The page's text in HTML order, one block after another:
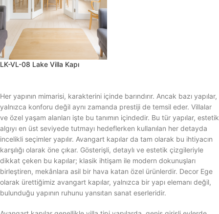
LK-VL-08 Lake Villa Kapı
Her yapının mimarisi, karakterini içinde barındırır. Ancak bazı yapılar,
yalnızca konforu değil aynı zamanda prestiji de temsil eder. Villalar
ve özel yaşam alanları işte bu tanımın içindedir. Bu tür yapılar, estetik
algıyı en üst seviyede tutmayı hedeflerken kullanılan her detayda
incelikli seçimler yapılır. Avangart kapılar da tam olarak bu ihtiyacın
karşılığı olarak öne çıkar. Gösterişli, detaylı ve estetik çizgileriyle
dikkat çeken bu kapılar; klasik ihtişam ile modern dokunuşları
birleştiren, mekânlara asil bir hava katan özel ürünlerdir. Decor Ege
olarak ürettiğimiz avangart kapılar, yalnızca bir yapı elemanı değil,
bulunduğu yapının ruhunu yansıtan sanat eserleridir.